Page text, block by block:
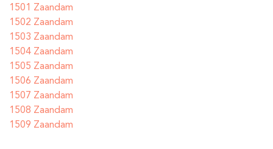
1501 Zaandam
1502 Zaandam
1503 Zaandam
1504 Zaandam
1505 Zaandam
1506 Zaandam
1507 Zaandam
1508 Zaandam
1509 Zaandam